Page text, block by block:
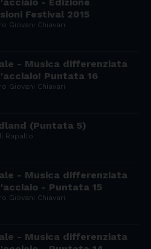
Festival 2015
Giovani Chiavari
- Musica differenziata
Puntata 16
Giovani Chiavari
(Puntata 5)
Rapallo
- Musica differenziata
- Puntata 15
Giovani Chiavari
- Musica differenziata